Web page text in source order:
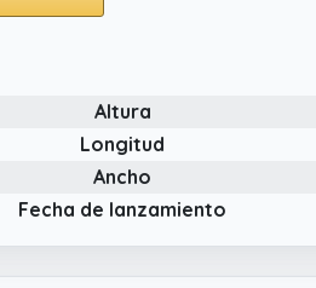
Altura
Longitud
Ancho
Fecha de lanzamiento